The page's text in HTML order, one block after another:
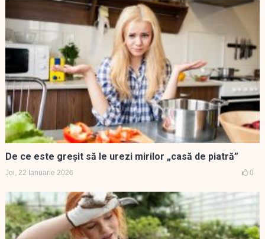
De ce este greşit să le urezi mirilor „casă de piatră”
Joi, 22 Ianuarie 2026 0